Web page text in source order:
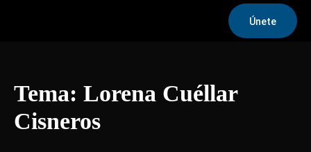
Únete
Tema: Lorena Cuéllar
Cisneros